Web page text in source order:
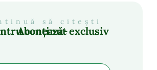
să citești
te pentru conținut exclusiv